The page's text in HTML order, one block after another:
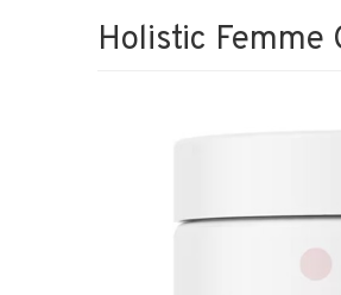
Holistic Femme